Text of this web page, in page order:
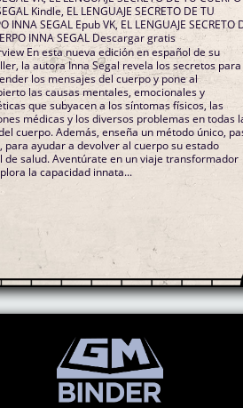
Kindle, EL LENGUAJE SECRETO DE TU
INNA SEGAL Epub VK, EL LENGUAJE SECRETO
INNA SEGAL Descargar gratis
En esta nueva edición en español de su
la autora Inna Segal revela los secretos para
los mensajes del cuerpo y pone al
las causas mentales, emocionales y
que subyacen a los síntomas físicos, las
médicas y los diversos problemas en todas
cuerpo. Además, enseña un método único,
para ayudar a devolver al cuerpo su estado
en un viaje transformador
la capacidad innata...